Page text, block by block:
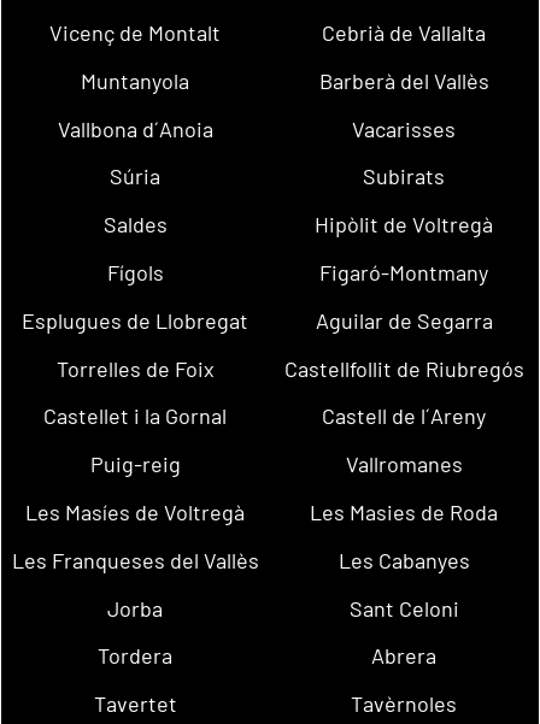
Vicenç de Montalt
Cebrià de Vallalta
Muntanyola
Barberà del Vallès
Vallbona d´Anoia
Vacarisses
Súria
Subirats
Saldes
Hipòlit de Voltregà
Fígols
Figaró-Montmany
Esplugues de Llobregat
Aguilar de Segarra
Torrelles de Foix
Castellfollit de Riubregós
Castellet i la Gornal
Castell de l´Areny
Puig-reig
Vallromanes
Les Masíes de Voltregà
Les Masies de Roda
Les Franqueses del Vallès
Les Cabanyes
Jorba
Sant Celoni
Tordera
Abrera
Tavertet
Tavèrnoles